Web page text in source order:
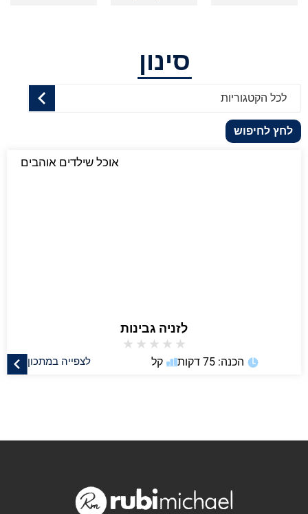
סינון
לכל הקטגוריות
לחץ לחיפוש
אוכל שילדים אוהבים
לזניה גבינות
★
★
★
★
★
לצפייה במתכון הכנה: 75 דקות קל